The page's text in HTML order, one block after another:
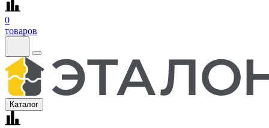
0
товаров
Каталог